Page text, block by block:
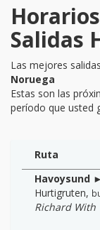
Salidas
Las mejores
Noruega
Estas son las
período que usted
Ruta
Havoysund
Hurtigruten,
Richard With